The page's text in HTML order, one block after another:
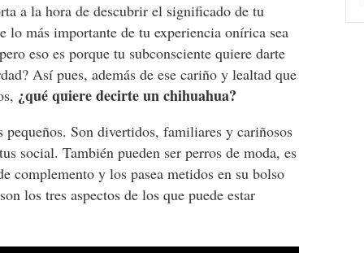
a la hora de descubrir el significado de tu
lo más importante de tu experiencia onírica sea
eso es porque tu subconsciente quiere darte
Así pues, además de ese cariño y lealtad que
¿qué quiere decirte un chihuahua?
pequeños. Son divertidos, familiares y cariñosos
social. También pueden ser perros de moda, es
complemento y los pasea metidos en su bolso
los tres aspectos de los que puede estar